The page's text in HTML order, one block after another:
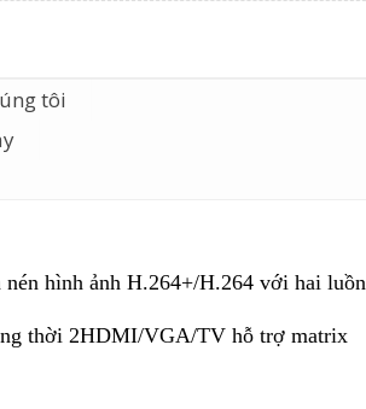
tôi
hình ảnh H.264+/H.264 với hai
thời 2HDMI/VGA/TV hỗ trợ matrix